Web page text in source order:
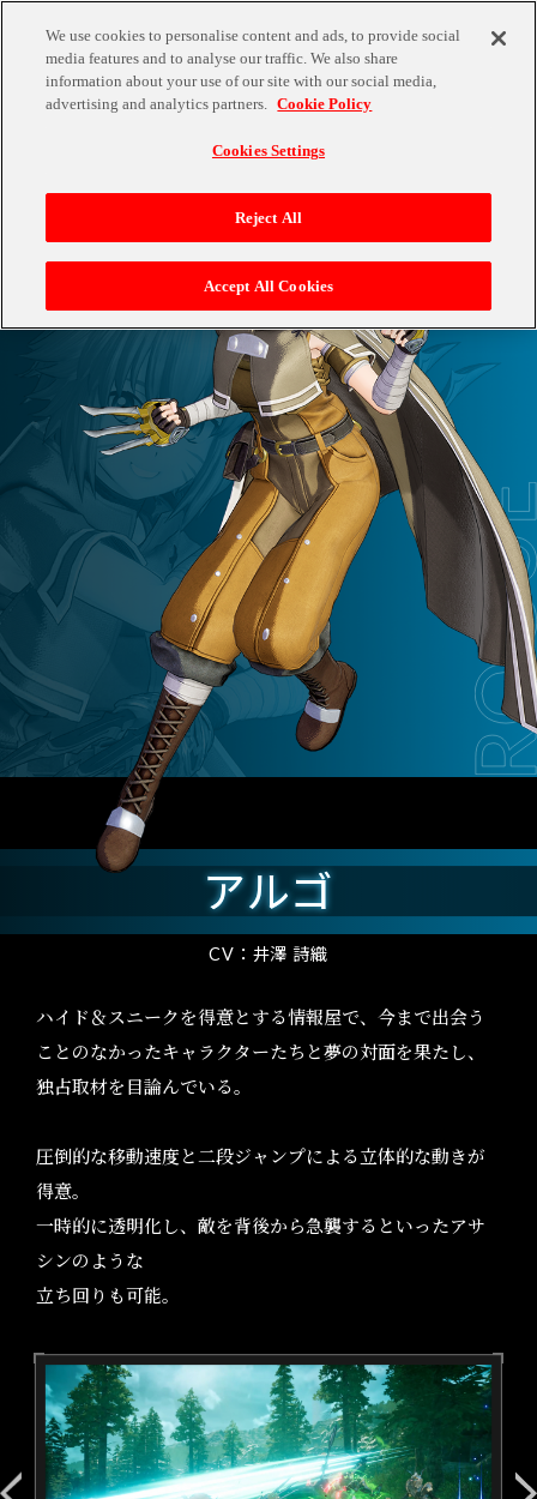
PLAYABLECHARA T
アルゴ
CV：井澤 詩織
ハイド＆スニークを得意とする情報屋で、今まで出会う
ことのなかったキャラクターたちと夢の対面を果たし、
独占取材を目論んでいる。
圧倒的な移動速度と二段ジャンプによる立体的な動きが
得意。
一時的に透明化し、敵を背後から急襲するといったアサ
シンのような
立ち回りも可能。
We use cookies to personalise content and ads, to provide social
media features and to analyse our traffic. We also share
information about your use of our site with our social media,
advertising and analytics partners. Cookie Policy
Cookies Settings
Reject All
Accept All Cookies